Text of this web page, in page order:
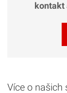
kontakt
Více o našich